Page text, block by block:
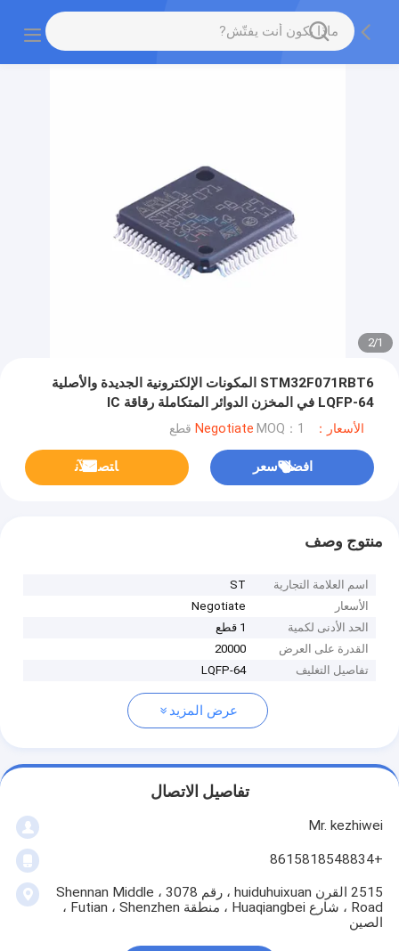
1
/
2
STM32F071RBT6 المكونات الإلكترونية الجديدة والأصلية
LQFP-64 في المخزن الدوائر المتكاملة رقاقة IC
STM32F071RBT6
الأسعار：Negotiate MOQ：1 قطع
افضل سعر ﺎﺘﺼﻟ ﺍﻶﻧ
منتوج وصف
اسم العلامة التجارية
ST
الأسعار
Negotiate
الحد الأدنى لكمية
1 قطع
القدرة على العرض
20000
تفاصيل التغليف
LQFP-64
عرض المزيد
تفاصيل الاتصال
Mr. kezhiwei
+8615818548834
2515 القرن huiduhuixuan ، رقم 3078 ، Shennan Middle
Road ، شارع Huaqiangbei ، منطقة Futian ، Shenzhen ،
الصين